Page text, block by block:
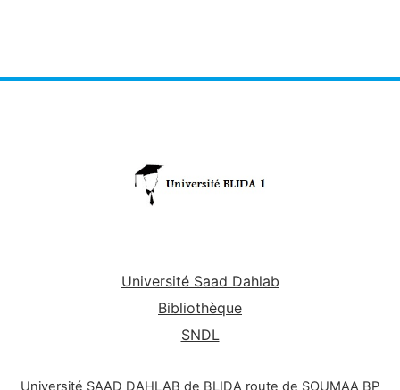
Université Saad Dahlab
Bibliothèque
SNDL
Université SAAD DAHLAB de BLIDA route de SOUMAA BP